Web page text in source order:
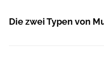
Die zwei Typen von